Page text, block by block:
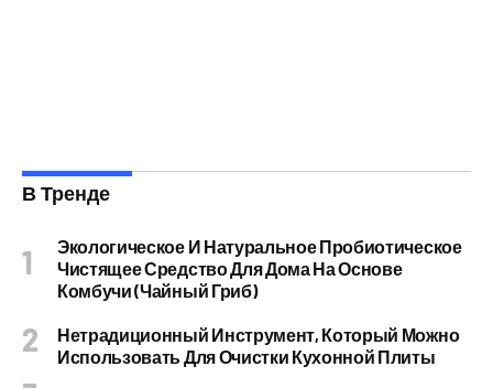
В Тренде
Экологическое И Натуральное Пробиотическое
Чистящее Средство Для Дома На Основе
Комбучи (чайный Гриб)
Нетрадиционный Инструмент, Который Можно
Использовать Для Очистки Кухонной Плиты